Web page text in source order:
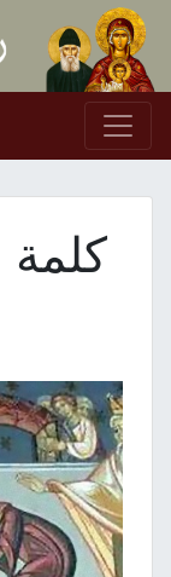
Skip to content
كلمة